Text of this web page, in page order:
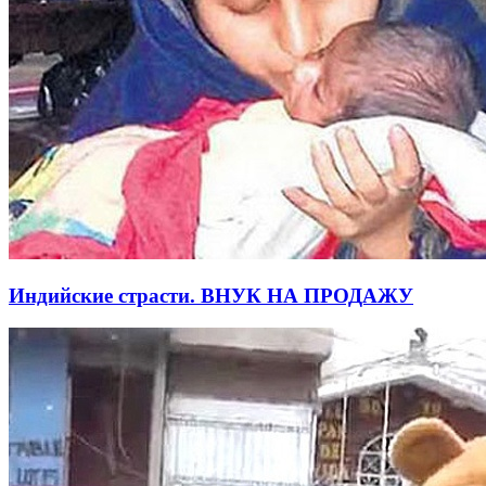
Индийские страсти. ВНУК НА ПРОДАЖУ